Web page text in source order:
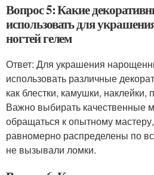
Вопрос 5: Какие
использовать для
ногтей гелем
Ответ: Для украшения
использовать различные
как блестки, камушки, наклейки,
Важно выбирать качественные
обращаться к опытному
равномерно распределены по
не вызывали ломки.